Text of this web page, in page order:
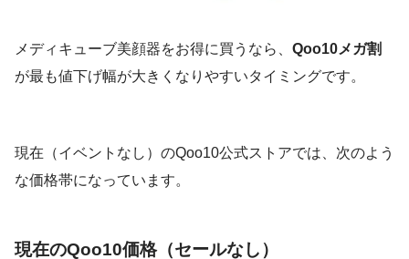
メディキューブ美顔器をお得に買うなら、 Qoo10メガ割
が最も値下げ幅が大きくなりやすいタイミングです。
現在（イベントなし）のQoo10公式ストアでは、次のよう
な価格帯になっています。
現在のQoo10価格（セールなし）